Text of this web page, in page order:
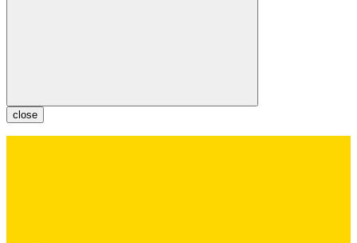
close